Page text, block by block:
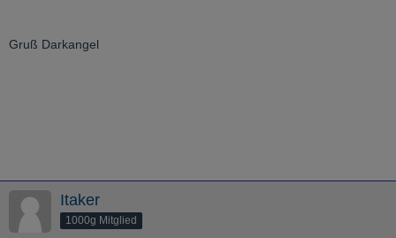
Gruß Darkangel
Itaker
1000g Mitglied